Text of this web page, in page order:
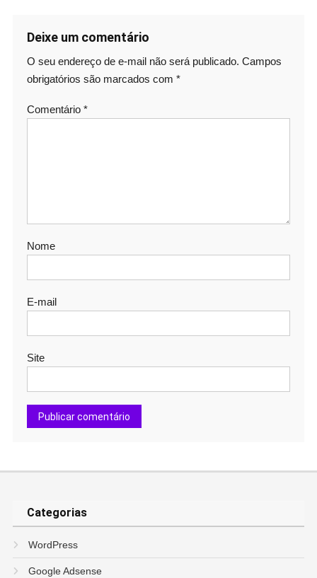
Deixe um comentário
O seu endereço de e-mail não será publicado. Campos
obrigatórios são marcados com *
Comentário *
Nome
E-mail
Site
Categorias
WordPress
Google Adsense